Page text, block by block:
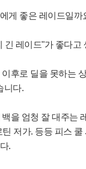
게 좋은 레이드일까
긴 레이드"가 좋다고
후로 딜을 못하는
니다.
을 엄청 잘 대주는
저가. 등등 피스
.